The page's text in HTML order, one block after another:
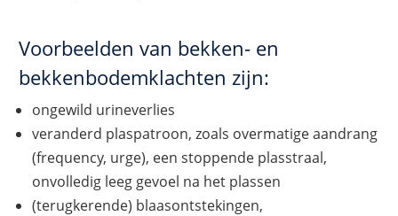
Voorbeelden van bekken- en
bekkenbodemklachten zijn:
ongewild urineverlies
veranderd plaspatroon, zoals overmatige aandrang
(frequency, urge), een stoppende plasstraal,
onvolledig leeg gevoel na het plassen
(terugkerende) blaasontstekingen,